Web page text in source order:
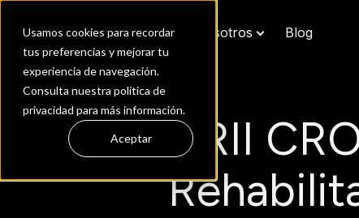
Usamos cookies para recordar
tus preferencias y mejorar tu
experiencia de navegación.
Consulta nuestra política de
privacidad para más información.
Aceptar
Inicio Proyectos Nosotros Blog
CRII